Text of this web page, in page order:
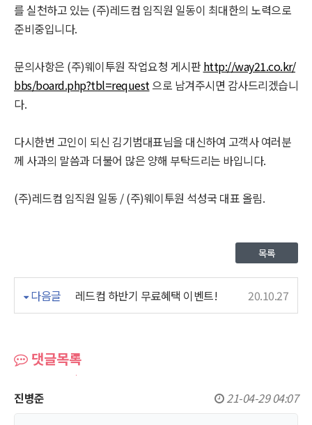
를 실천하고 있는 (주)레드컴 임직원 일동이 최대한의 노력으로
준비중입니다.
문의사항은 (주)웨이투원 작업요청 게시판http://way21.co.kr/
bbs/board.php?tbl=request으로 남겨주시면 감사드리겠습니
다.
다시한번 고인이 되신 김기범대표님을 대신하여 고객사 여러분
께 사과의 말씀과 더불어 많은 양해 부탁드리는 바입니다.
(주)레드컴 임직원 일동 / (주)웨이투원 석성국 대표 올림.
목록
다음글 레드컴 하반기 무료혜택 이벤트! 20.10.27
댓글목록
진병준 21-04-29 04:07